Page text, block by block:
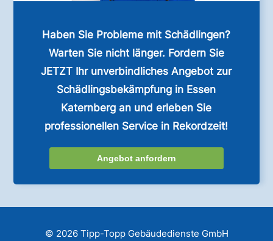
Haben Sie Probleme mit Schädlingen?
Warten Sie nicht länger. Fordern Sie
JETZT Ihr unverbindliches Angebot zur
Schädlingsbekämpfung in Essen
Katernberg an und erleben Sie
professionellen Service in Rekordzeit!
Angebot anfordern
© 2026 Tipp-Topp Gebäudedienste GmbH